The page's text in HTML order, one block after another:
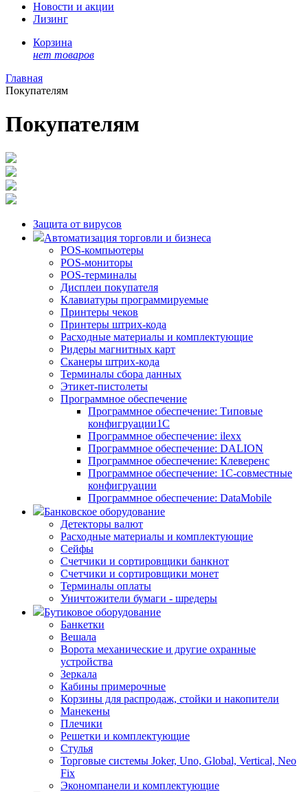
Новости и акции
Лизинг
Корзина
нет товаров
Главная
Покупателям
Покупателям
Защита от вирусов
Автоматизация торговли и бизнеса
POS-компьютеры
POS-мониторы
POS-терминалы
Дисплеи покупателя
Клавиатуры программируемые
Принтеры чеков
Принтеры штрих-кода
Расходные материалы и комплектующие
Ридеры магнитных карт
Сканеры штрих-кода
Терминалы сбора данных
Этикет-пистолеты
Программное обеспечение
Программное обеспечение: Типовые
конфигруации1С
Программное обеспечение: ilexx
Программное обеспечение: DALION
Программное обеспечение: Клеверенс
Программное обеспечение: 1С-совместные
конфигруации
Программное обеспечение: DataMobile
Банковское оборудование
Детекторы валют
Расходные материалы и комплектующие
Сейфы
Счетчики и сортировщики банкнот
Счетчики и сортировщики монет
Терминалы оплаты
Уничтожители бумаги - шредеры
Бутиковое оборудование
Банкетки
Вешала
Ворота механические и другие охранные
устройства
Зеркала
Кабины примерочные
Корзины для распродаж, стойки и накопители
Манекены
Плечики
Решетки и комплектующие
Стулья
Торговые системы Joker, Uno, Global, Vertical, Neo
Fix
Экономпанели и комплектующие